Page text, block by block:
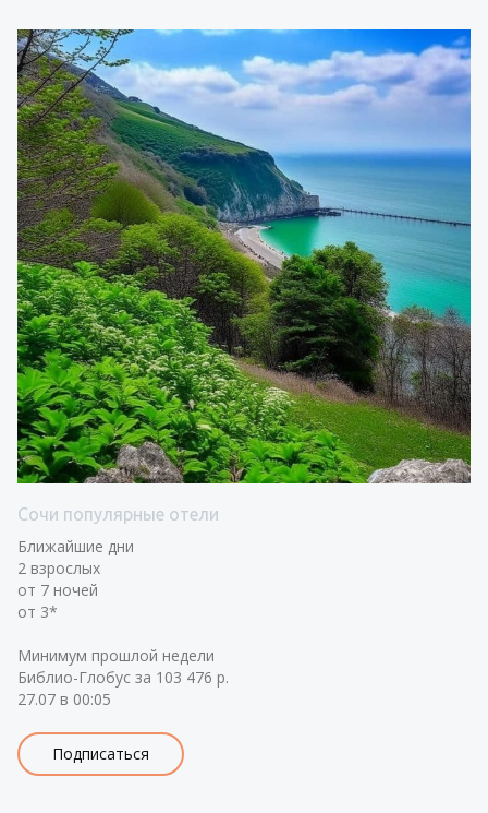
Сочи популярные отели
Ближайшие дни
2 взрослых
от 7 ночей
от 3*
Минимум прошлой недели
Библио-Глобус за 103 476 р.
27.07 в 00:05
Подписаться